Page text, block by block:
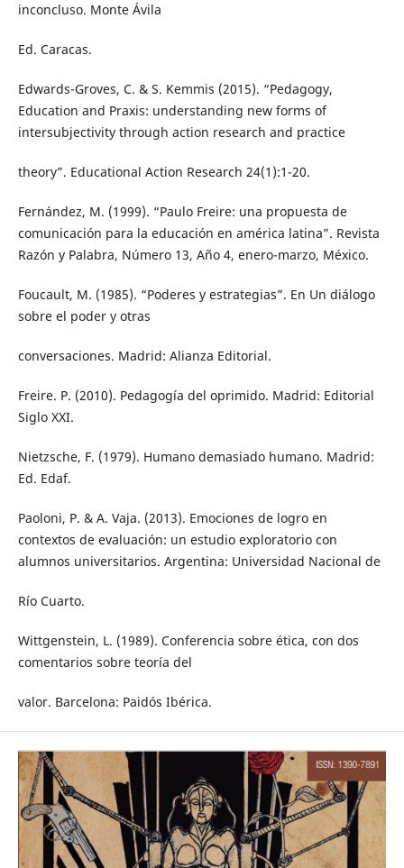
inconcluso. Monte Ávila
Ed. Caracas.
Edwards-Groves, C. & S. Kemmis (2015). “Pedagogy,
Education and Praxis: understanding new forms of
intersubjectivity through action research and practice
theory”. Educational Action Research 24(1):1-20.
Fernández, M. (1999). “Paulo Freire: una propuesta de
comunicación para la educación en américa latina”. Revista
Razón y Palabra, Número 13, Año 4, enero-marzo, México.
Foucault, M. (1985). “Poderes y estrategias”. En Un diálogo
sobre el poder y otras
conversaciones. Madrid: Alianza Editorial.
Freire. P. (2010). Pedagogía del oprimido. Madrid: Editorial
Siglo XXI.
Nietzsche, F. (1979). Humano demasiado humano. Madrid:
Ed. Edaf.
Paoloni, P. & A. Vaja. (2013). Emociones de logro en
contextos de evaluación: un estudio exploratorio con
alumnos universitarios. Argentina: Universidad Nacional de
Río Cuarto.
Wittgenstein, L. (1989). Conferencia sobre ética, con dos
comentarios sobre teoría del
valor. Barcelona: Paidós Ibérica.